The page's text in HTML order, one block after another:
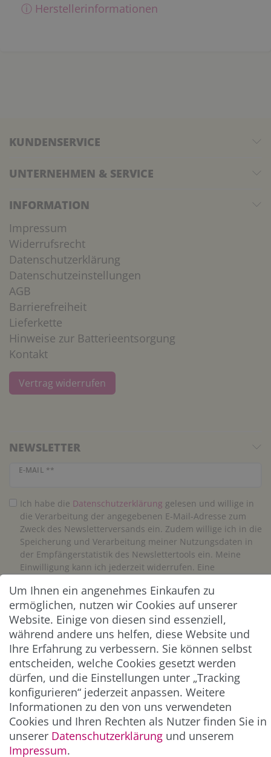
ⓘ Herstellerinformationen
KUNDENSERVICE
UNTERNEHMEN & SERVICE
INFORMATION
Impressum
Widerrufsrecht
Datenschutzerklärung
Datenschutzeinstellungen
AGB
Barrierefreiheit
Lieferkette
Hinweise zur Batterieentsorgung
Kontakt
Vertrag widerrufen
NEWSLETTER
E-MAIL **
Newsletter Honig
Ich habe die Daten­schutz­erklärung gelesen und willige in
die Verarbeitung der angegebenen E-Mail-Adresse zum
Zweck des Newsletterversands ein. Zudem willige ich in die
Speicherung und Verarbeitung meiner Nutzungsdaten in
der Empfängerstatistik des Newslettertools ein. Meine
Einwilligung kann ich jederzeit widerrufen. Eine
Abonnieren
** Hierbei handelt es sich um ein Pflichtfeld.
ZAHLUNG & VERSAND
Um Ihnen ein angenehmes Einkaufen zu
ermöglichen, nutzen wir Cookies auf unserer
Website. Einige von diesen sind essenziell,
während andere uns helfen, diese Website und
Ihre Erfahrung zu verbessern. Sie können selbst
entscheiden, welche Cookies gesetzt werden
dürfen, und die Einstellungen unter „Tracking
konfigurieren“ jederzeit anpassen. Weitere
Informationen zu den von uns verwendeten
Cookies und Ihren Rechten als Nutzer finden Sie in
unserer Daten­schutz­erklärung und unserem
Impressum.